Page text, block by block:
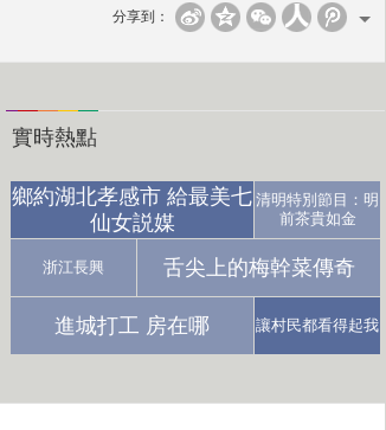
分享到：
實時熱點
鄉約湖北孝感市 給最美七
仙女説媒
清明特別節目：明
前茶貴如金
浙江長興 舌尖上的梅幹菜傳奇
進城打工 房在哪 讓村民都看得起我